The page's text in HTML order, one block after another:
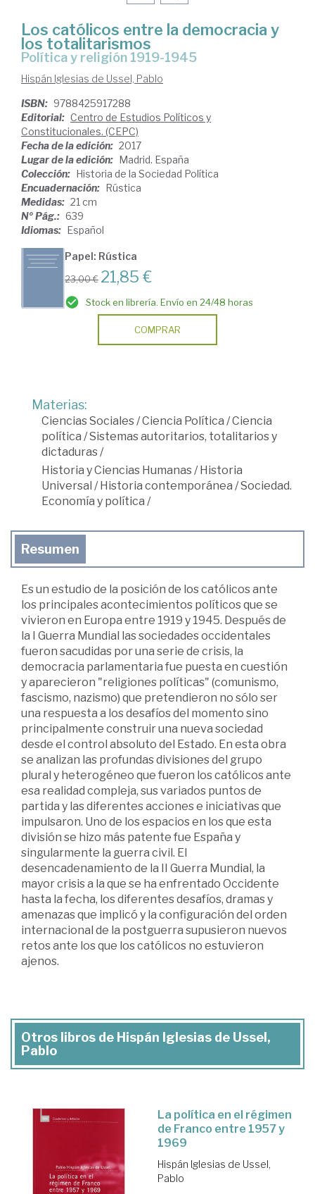
Los católicos entre la democracia y
los totalitarismos
política y religión 1919-1945
Hispán Iglesias de Ussel, Pablo
ISBN: 9788425917288
Editorial: Centro de Estudios Políticos y
Constitucionales. (CEPC)
Fecha de la edición: 2017
Lugar de la edición: Madrid. España
Colección: Historia de la Sociedad Política
Encuadernación: Rústica
Medidas: 21 cm
Nº Pág.: 639
Idiomas: Español
Papel: Rústica
23,00 € 21,85 €
Stock en librería. Envío en 24/48 horas
COMPRAR
Materias:
Ciencias Sociales/Ciencia Política /Ciencia
política /Sistemas autoritarios, totalitarios y
dictaduras/
Historia y Ciencias Humanas/Historia
Universal /Historia contemporánea /Sociedad.
Economía y política /
Resumen
Es un estudio de la posición de los católicos ante
los principales acontecimientos políticos que se
vivieron en Europa entre 1919 y 1945. Después de
la I Guerra Mundial las sociedades occidentales
fueron sacudidas por una serie de crisis, la
democracia parlamentaria fue puesta en cuestión
y aparecieron "religiones políticas" (comunismo,
fascismo, nazismo) que pretendieron no sólo ser
una respuesta a los desafíos del momento sino
principalmente construir una nueva sociedad
desde el control absoluto del Estado. En esta obra
se analizan las profundas divisiones del grupo
plural y heterogéneo que fueron los católicos ante
esa realidad compleja, sus variados puntos de
partida y las diferentes acciones e iniciativas que
impulsaron. Uno de los espacios en los que esta
división se hizo más patente fue España y
singularmente la guerra civil. El
desencadenamiento de la II Guerra Mundial, la
mayor crisis a la que se ha enfrentado Occidente
hasta la fecha, los diferentes desafíos, dramas y
amenazas que implicó y la configuración del orden
internacional de la postguerra supusieron nuevos
retos ante los que los católicos no estuvieron
ajenos.
Otros libros de Hispán Iglesias de Ussel,
Pablo
La política en el régimen
de Franco entre 1957 y
1969
Hispán Iglesias de Ussel,
Pablo